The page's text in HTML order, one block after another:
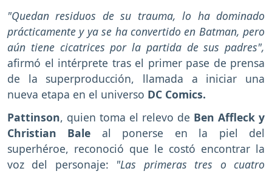
"Quedan residuos de su trauma, lo ha dominado
prácticamente y ya se ha convertido en Batman, pero
aún tiene cicatrices por la partida de sus padres",
afirmó el intérprete tras el primer pase de prensa
de la superproducción, llamada a iniciar una
nueva etapa en el universo DC Comics.
Pattinson, quien toma el relevo de Ben Affleck y
Christian Bale al ponerse en la piel del
superhéroe, reconoció que le costó encontrar la
voz del personaje: "Las primeras tres o cuatro